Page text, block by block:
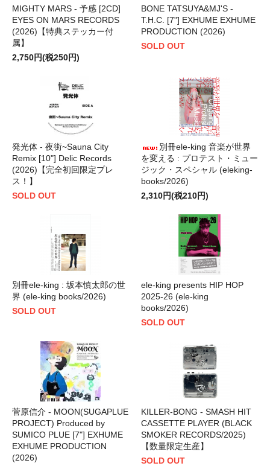
MIGHTY MARS - 予感 [2CD]
EYES ON MARS RECORDS
(2026)【特典ステッカー付
属】
2,750円(税250円)
BONE TATSUYA&MJ'S -
T.H.C. [7"] EXHUME EXHUME
PRODUCTION (2026)
SOLD OUT
発光体 - 夜街~Sauna City
Remix [10"] Delic Records
(2026)【完全初回限定プレ
ス！】
SOLD OUT
別冊ele-king 音楽が世界
を変える : プロテスト・ミュー
ジック・スペシャル (eleking-
books/2026)
2,310円(税210円)
別冊ele-king : 坂本慎太郎の世
界 (ele-king books/2026)
SOLD OUT
ele-king presents HIP HOP
2025-26 (ele-king
books/2026)
SOLD OUT
菅原信介 - MOON(SUGAPLUE
PROJECT) Produced by
SUMICO PLUE [7"] EXHUME
EXHUME PRODUCTION
(2026)
KILLER-BONG - SMASH HIT
CASSETTE PLAYER (BLACK
SMOKER RECORDS/2025)
【数量限定生産】
SOLD OUT